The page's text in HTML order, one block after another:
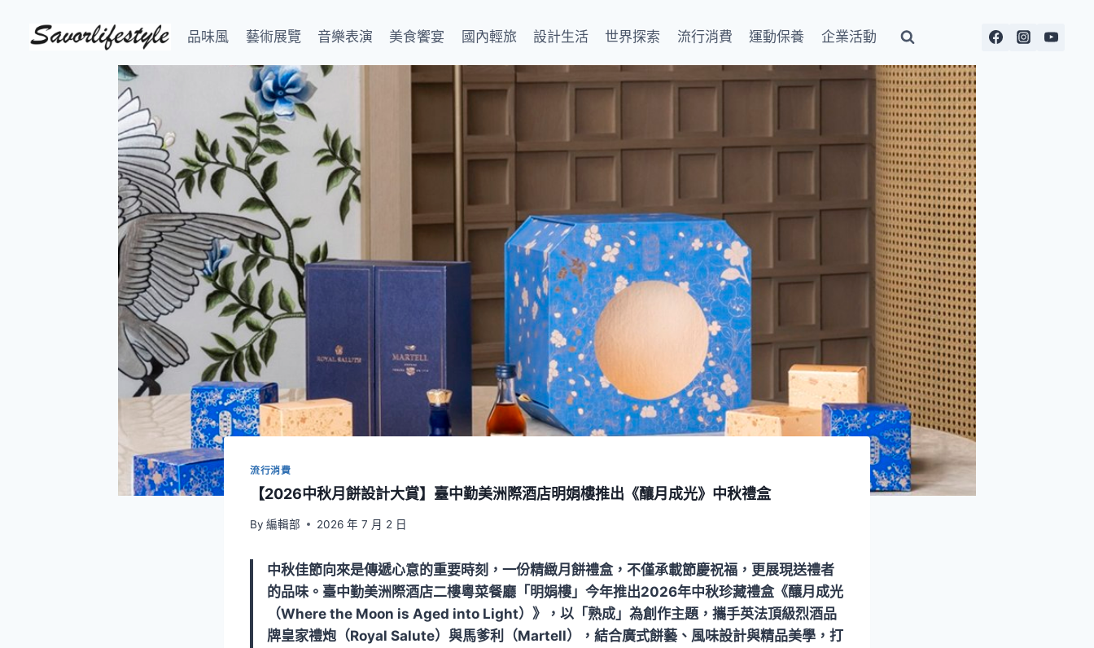
品味風 藝術展覽 音樂表演 美食饗宴 國內輕旅 設計生活 世界探索 流行消費 運動保養 企業活動
流行消費
【2026中秋月餅設計大賞】臺中勤美洲際酒店明娟樓推出《釀月成光》中秋禮盒
By 編輯部 2026 年 7 月 2 日
中秋佳節向來是傳遞心意的重要時刻，一份精緻月餅禮盒，不僅承載節慶祝福，更展現送禮者
的品味。臺中勤美洲際酒店二樓粵菜餐廳「明娟樓」今年推出2026年中秋珍藏禮盒《釀月成光
（Where the Moon is Aged into Light）》，以「熟成」為創作主題，攜手英法頂級烈酒品
牌皇家禮炮（Royal Salute）與馬爹利（Martell），結合廣式餅藝、風味設計與精品美學，打